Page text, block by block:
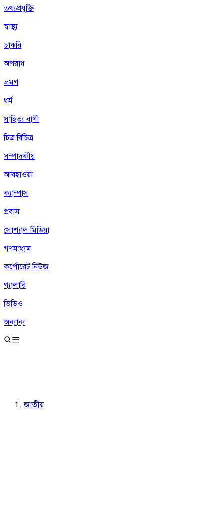
তথ্যপ্রযুক্তি
স্বাস্থ্য
চাকরি
অপরাধ
ভ্রমণ
ধর্ম
সাহিত্য বাণী
চিত্র বিচিত্র
সম্পাদকীয়
আবহাওয়া
ক্যাম্পাস
প্রবাস
সোশ্যাল মিডিয়া
গণমাধ্যম
কর্পোরেট নিউজ
গ্যালারি
ভিডিও
অন্যান্য
জাতীয়